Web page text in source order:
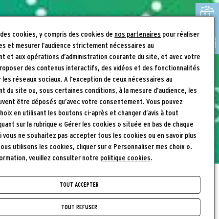
REVENDEURS
RMNGP
CONFÉRENCES EN VIDÉOS
RÉSEAUX
SOCIAUX
FILPlan du site
cookies, y compris des cookies de nos partenaires pour réaliser
et mesurer l’audience strictement nécessaires au
et aux opérations d’administration courante du site, et avec votre
des contenus interactifs, des vidéos et des fonctionnalités
les réseaux sociaux. A l’exception de ceux nécessaires au
du site ou, sous certaines conditions, à la mesure d’audience, les
être déposés qu’avec votre consentement. Vous pouvez
en utilisant les boutons ci-après et changer d’avis à tout
sur la rubrique « Gérer les cookies » située en bas de chaque
vous ne souhaitez pas accepter tous les cookies ou en savoir plus
utilisons les cookies, cliquer sur « Personnaliser mes choix ».
veuillez consulter notre politique cookies.
TOUT ACCEPTER
TOUT REFUSER